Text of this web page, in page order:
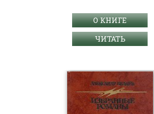
О КНИГЕ
ЧИТАТЬ